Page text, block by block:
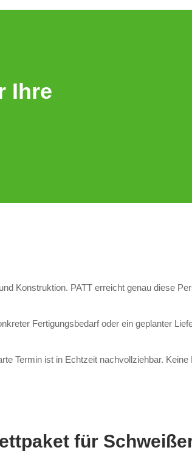
Ihre
Konstruktion. PATT erreicht genau diese
Fertigungsbedarf oder ein geplanter
Termin ist in Echtzeit nachvollziehbar.
für